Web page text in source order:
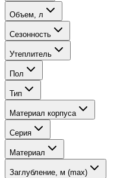
Объем, л
Сезонность
Утеплитель
Пол
Тип
Материал корпуса
Серия
Материал
Заглубление, м (max)